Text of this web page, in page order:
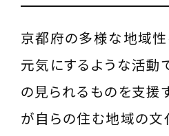
京都府の多様な地域性
元気にするような活動
の見られるものを支援
が自らの住む地域の文